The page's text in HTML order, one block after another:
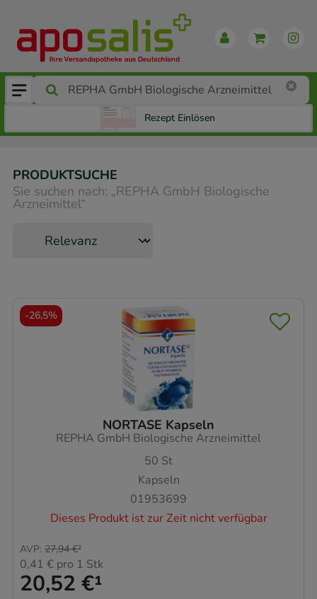
Rezept Einlösen
PRODUKTSUCHE
Sie suchen nach: „REPHA GmbH Biologische
Arzneimittel“
NORTASE Kapseln
REPHA GmbH Biologische Arzneimittel
50 St
Kapseln
01953699
Dieses Produkt ist zur Zeit nicht verfügbar
20,52 €¹
AVP: 27,94 €²
0,41 € pro 1 Stk
-26,5%